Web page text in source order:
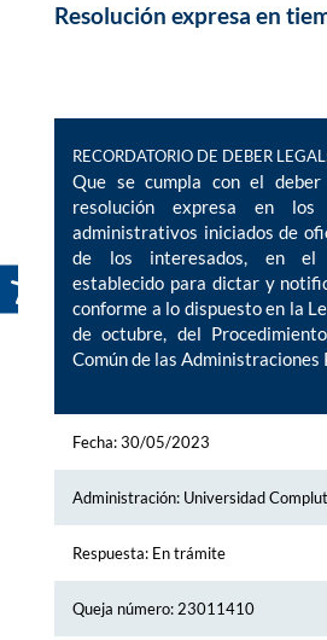
Resolución expresa en
RECORDATORIO DE DEBER
Que se cumpla con el
resolución expresa en los
administrativos iniciados de
de los interesados, en el
establecido para dictar y
conforme a lo dispuesto en la
de octubre, del
Común de las Administraciones
Fecha: 30/05/2023
Administración: Universidad
Respuesta: En trámite
Queja número: 23011410